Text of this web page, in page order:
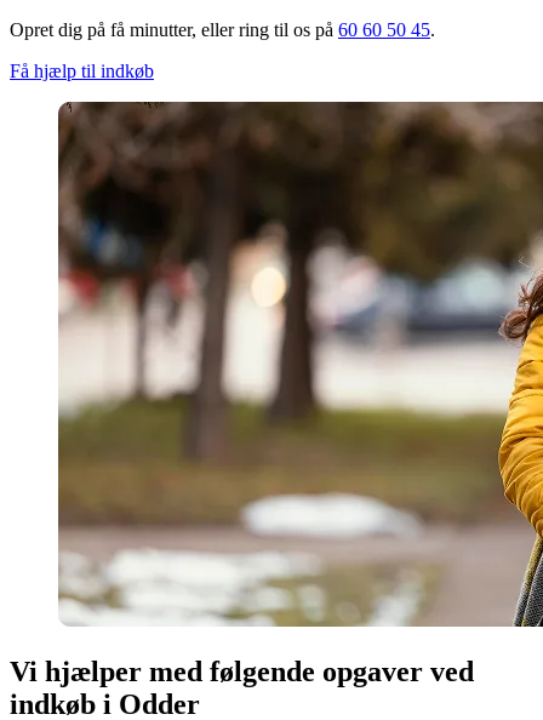
Opret dig på få minutter, eller ring til os på 60 60 50 45.
Få hjælp til indkøb
Vi hjælper med følgende opgaver ved
indkøb i Odder